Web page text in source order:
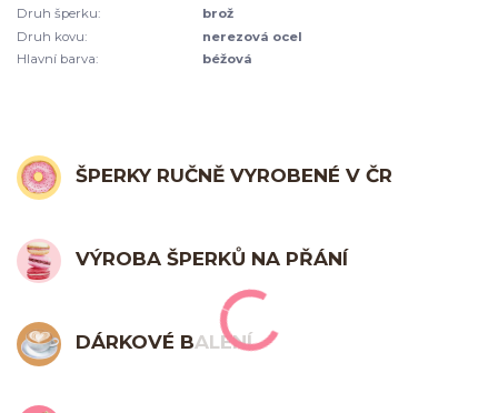
Druh šperku:
brož
Druh kovu:
nerezová ocel
Hlavní barva:
béžová
ŠPERKY RUČNĚ VYROBENÉ V ČR
VÝROBA ŠPERKŮ NA PŘÁNÍ
DÁRKOVÉ BALENÍ